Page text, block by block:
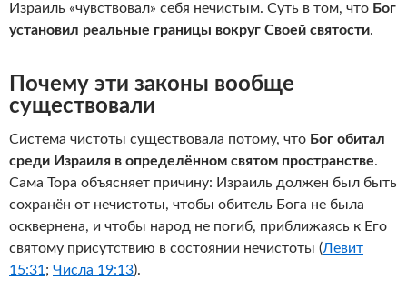
Израиль «чувствовал» себя нечистым. Суть в том, что Бог
установил реальные границы вокруг Своей святости.
Почему эти законы вообще
существовали
Система чистоты существовала потому, что Бог обитал
среди Израиля в определённом святом пространстве.
Сама Тора объясняет причину: Израиль должен был быть
сохранён от нечистоты, чтобы обитель Бога не была
осквернена, и чтобы народ не погиб, приближаясь к Его
святому присутствию в состоянии нечистоты (Левит
15:31 ; Числа 19:13).